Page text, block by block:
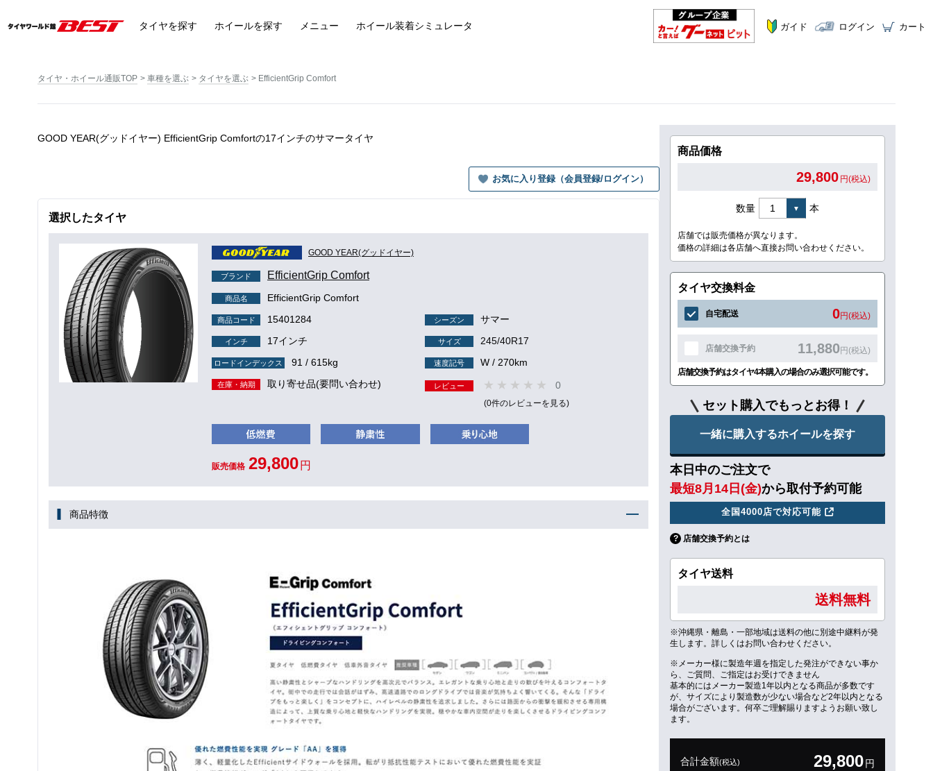
タイヤを探す ホイールを探す メニュー ホイール装着シミュレータ ガイド ログイン カート
タイヤ・ホイール通販TOP 車種を選ぶ タイヤを選ぶ EfficientGrip Comfort
GOOD YEAR(グッドイヤー) EfficientGrip Comfortの17インチのサマータイヤ
お気に入り登録（会員登録/ログイン）
選択したタイヤ
GOOD YEAR(グッドイヤー)
ブランド EfficientGrip Comfort
商品名 EfficientGrip Comfort
商品コード 15401284 シーズン サマー
インチ 17インチ サイズ 245/40R17
ロードインデックス 91 / 615kg 速度記号 W / 270km
在庫・納期 取り寄せ品(要問い合わせ) レビュー 0
(0件のレビューを見る)
販売価格 29,800 円
商品特徴
商品価格
29,800 円(税込)
数量 本
店舗では販売価格が異なります。
価格の詳細は各店舗へ直接お問い合わせください。
タイヤ交換料金
自宅配送 0円(税込)
店舗交換予約 11,880円(税込)
店舗交換予約はタイヤ4本購入の場合のみ選択可能です。
セット購入でもっとお得！
一緒に購入するホイールを探す
本日中のご注文で
最短8月14日(金)から取付予約可能
全国4000店で対応可能
店舗交換予約とは
タイヤ送料
送料無料
※沖縄県・離島・一部地域は送料の他に別途中継料が発
生します。詳しくはお問い合わせください。
※メーカー様に製造年週を指定した発注ができない事か
ら、ご質問、ご指定はお受けできません
基本的にはメーカー製造1年以内となる商品が多数です
が、サイズにより製造数が少ない場合など2年以内となる
場合がございます。何卒ご理解賜りますようお願い致し
ます。
合計金額(税込) 29,800円